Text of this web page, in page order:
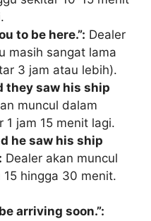
to be here.”: Dealer
masih sangat lama
3 jam atau lebih).
they saw his ship
muncul dalam
1 jam 15 menit lagi.
he saw his ship
Dealer akan muncul
hingga 30 menit.
arriving soon.”: